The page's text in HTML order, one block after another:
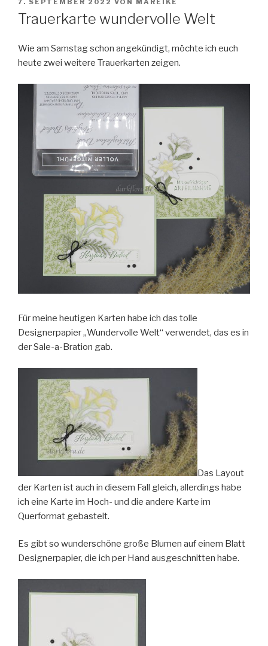
AM
7. SEPTEMBER 2022 VON MAREIKE
Trauerkarte wundervolle Welt
Wie am Samstag schon angekündigt, möchte ich euch
heute zwei weitere Trauerkarten zeigen.
Für meine heutigen Karten habe ich das tolle
Designerpapier „Wundervolle Welt“ verwendet, das es in
der Sale-a-Bration gab.
Das Layout
der Karten ist auch in diesem Fall gleich, allerdings habe
ich eine Karte im Hoch- und die andere Karte im
Querformat gebastelt.
Es gibt so wunderschöne große Blumen auf einem Blatt
Designerpapier, die ich per Hand ausgeschnitten habe.